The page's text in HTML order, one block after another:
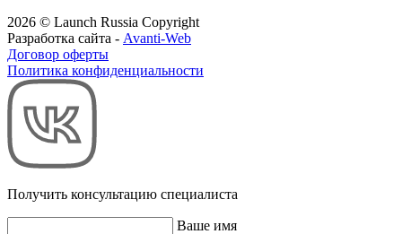
2026 © Launch Russia Copyright
Разработка сайта - Avanti-Web
Договор оферты
Политика конфиденциальности
Получить консультацию специалиста
Ваше имя